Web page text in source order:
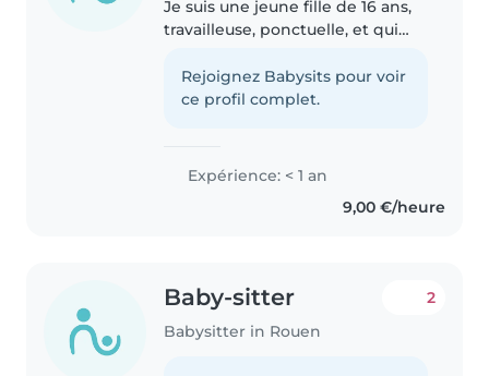
Je suis une jeune fille de 16 ans,
travailleuse, ponctuelle, et qui
que j’ai des petites sœurs et que
je m’en occupe la plupart du
Rejoignez Babysits pour voir
ce profil complet.
Expérience: < 1 an
9,00 €/heure
Baby-sitter
Babysitter in Rouen
2